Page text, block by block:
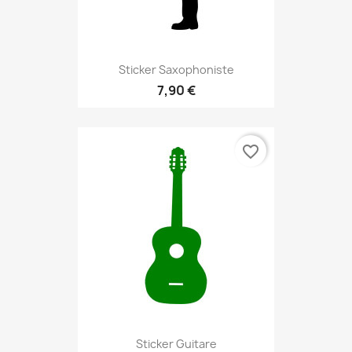
Sticker Saxophoniste
7,90 €
Sticker Guitare
favorite_border